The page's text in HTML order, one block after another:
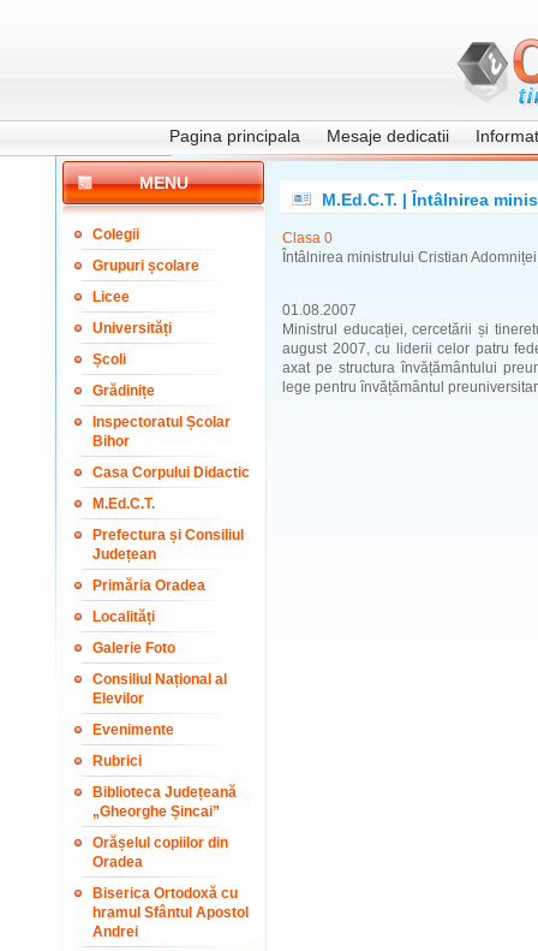
Pagina principala Mesaje dedicatii
MENU
Colegii
Grupuri școlare
Licee
Universități
Școli
Grădinițe
Inspectoratul Școlar
Bihor
Casa Corpului Didactic
M.Ed.C.T.
Prefectura și Consiliul
Județean
Primăria Oradea
Localități
Galerie Foto
Consiliul Național al
Elevilor
Evenimente
Rubrici
Biblioteca Județeană
„Gheorghe Șincai”
Orășelul copiilor din
Oradea
Biserica Ortodoxă cu
hramul Sfântul Apostol
Andrei
M.Ed.C.T. | Întâlnirea
Clasa 0
Întâlnirea ministrului Cristian
01.08.2007
Ministrul educației, cercetării și
august 2007, cu liderii celor patru
axat pe structura învățământului
lege pentru învățământul